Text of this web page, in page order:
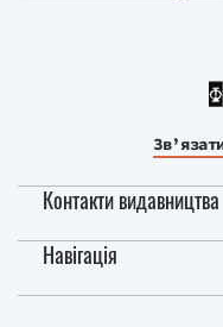
Контакти видавництва
Навігація